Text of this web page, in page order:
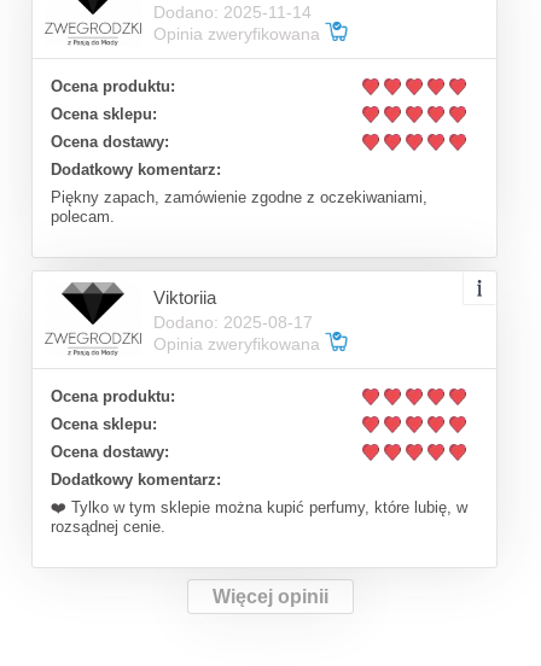
Dodano: 2025-11-14
Opinia zweryfikowana
Ocena produktu:
Ocena sklepu:
Ocena dostawy:
Dodatkowy komentarz:
Piękny zapach, zamówienie zgodne z oczekiwaniami,
polecam.
Viktoriia
Dodano: 2025-08-17
Opinia zweryfikowana
Ocena produktu:
Ocena sklepu:
Ocena dostawy:
Dodatkowy komentarz:
❤️ Tylko w tym sklepie można kupić perfumy, które lubię, w
rozsądnej cenie.
Więcej opinii